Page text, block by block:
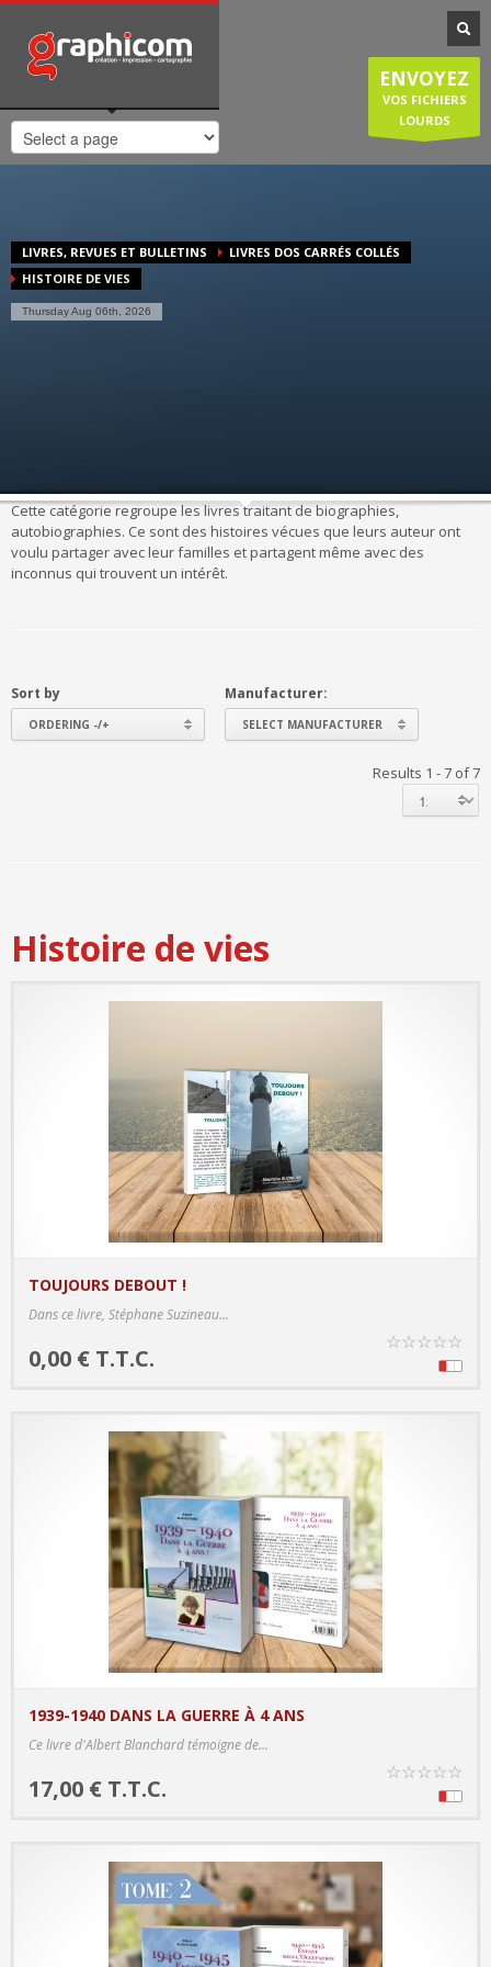
NOTRE SPÉCIALISATION
Notre entreprise familiale est spécialisée dans la cartographie, les
plans de ville, mais est également compétente en infographie, en
création graphique, en impression grâce à nos presses numériques
de haute qualité. Nous réalisons également des sites internet et
couvrons donc une large demande des entreprises et particuliers.
Vendredi: 8:30-12:30/14:00-18:00
Samedi/Dimanche: Fermé.
ENVOYEZ
VOS FICHIERS
LOURDS
LIVRES, REVUES ET BULLETINS
LIVRES DOS CARRÉS COLLÉS
HISTOIRE DE VIES
Thursday Aug 06th, 2026
Cette catégorie regroupe les livres traitant de biographies,
autobiographies. Ce sont des histoires vécues que leurs auteur ont
voulu partager avec leur familles et partagent même avec des
inconnus qui trouvent un intérêt.
Sort by
ORDERING -/+
Manufacturer:
SELECT MANUFACTURER
Results 1 - 7 of 7
Histoire de vies
TOUJOURS DEBOUT !
Dans ce livre, Stéphane Suzineau...
0,00 € T.T.C.
☆☆☆☆☆
1939-1940 DANS LA GUERRE À 4 ANS
Ce livre d'Albert Blanchard témoigne de...
17,00 € T.T.C.
☆☆☆☆☆